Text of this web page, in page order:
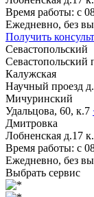
Время работы: с
Ежедневно, без
Получить
Севастопольский
Севастопольский
Калужская
Научный проезд
Мичуринский
Удальцова, 60, к.7
Дмитровка
Лобненская д.17
Время работы: с
Ежедневно, без
Выбрать сервис